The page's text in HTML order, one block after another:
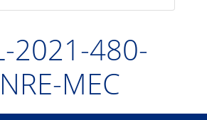
2021-480-
MEC